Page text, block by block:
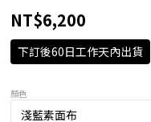
NT$6,200
下訂後60日工作天內出貨
顏色